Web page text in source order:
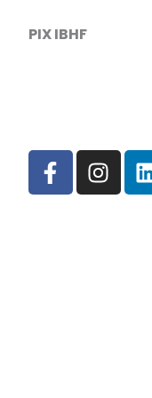
PIX IBHF
F
a
c
I
n
s
i